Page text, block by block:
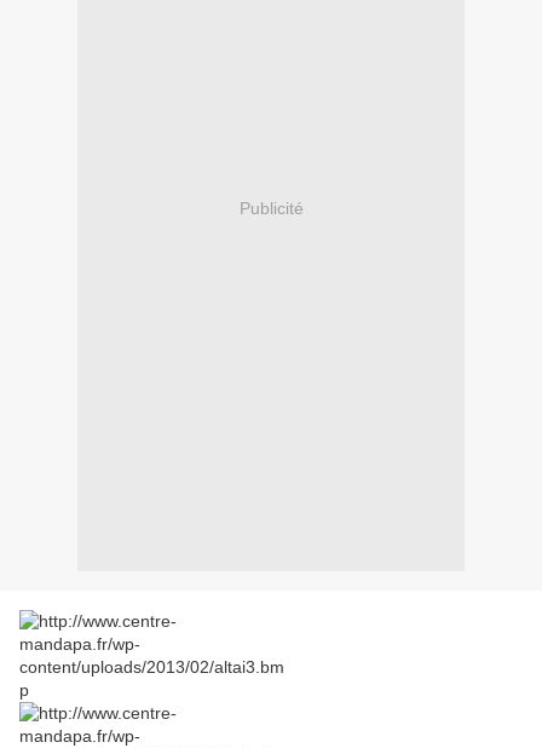
Publicité